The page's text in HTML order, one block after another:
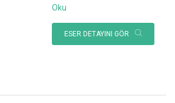
Oku
ESER DETAYINI GÖR